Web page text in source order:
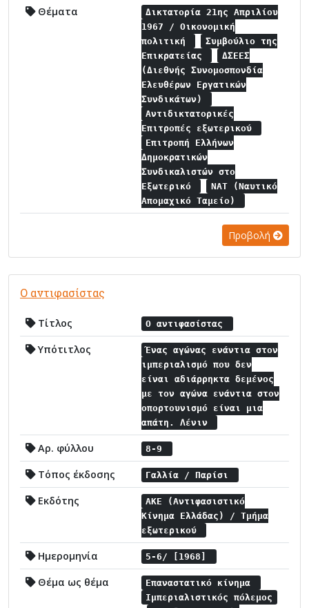
Θέματα
Δικτατορία 21ης Απριλίου
1967 / Οικονομική
πολιτική
Συμβούλιο της
Επικρατείας
ΔΣΕΕΣ
(Διεθνής Συνομοσπονδία
Ελευθέρων Εργατικών
Συνδικάτων)
Αντιδικτατορικές
Επιτροπές εξωτερικού
Επιτροπή Ελλήνων
Δημοκρατικών
Συνδικαλιστών στο
Εξωτερικό
ΝΑΤ (Ναυτικό
Απομαχικό Ταμείο)
Προβολή
Ο αντιφασίστας
Τίτλος Ο αντιφασίστας
Υπότιτλος
Ένας αγώνας ενάντια στον
ιμπεριαλισμό που δεν
είναι αδιάρρηκτα δεμένος
με τον αγώνα ενάντια στον
οπορτουνισμό είναι μια
απάτη. Λένιν
Αρ. φύλλου 8-9
Τόπος έκδοσης Γαλλία / Παρίσι
Εκδότης
ΑΚΕ (Αντιφασιστικό
Κίνημα Ελλάδας) / Τμήμα
εξωτερικού
Ημερομηνία 5-6/ [1968]
Θέμα ως θέμα
Επαναστατικό κίνημα
Ιμπεριαλιστικός πόλεμος